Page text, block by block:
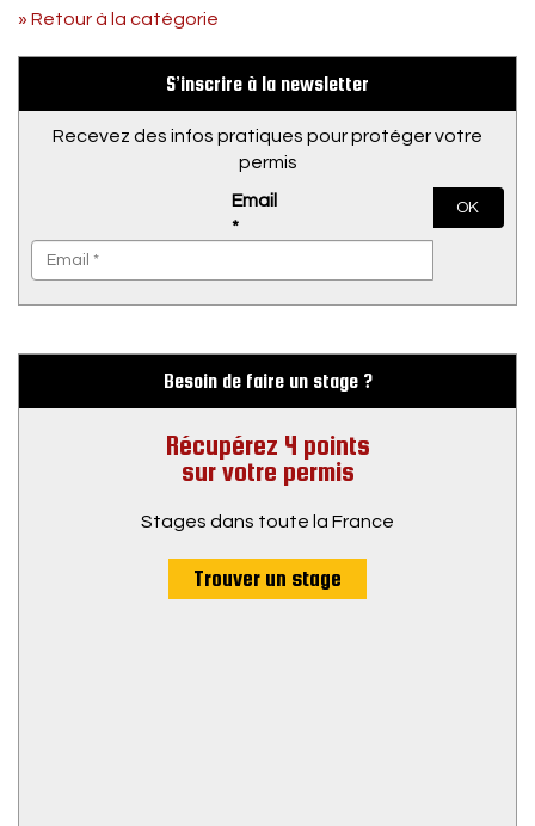
» Retour à la catégorie
S’inscrire à la newsletter
Recevez des infos pratiques pour protéger votre
permis
Email
*
OK
Besoin de faire un stage ?
Récupérez 4 points
sur votre permis
Stages dans toute la France
Trouver un stage